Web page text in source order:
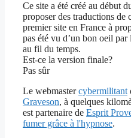
Ce site a été créé au début
proposer des traductions de
premier site en France à
pas été vu d’un bon oeil par
au fil du temps.
Est-ce la version finale?
Pas sûr
Le webmastercybermilitant
Graveson, à quelques
est partenaire de Esprit
fumer grâce à l'hypnose.